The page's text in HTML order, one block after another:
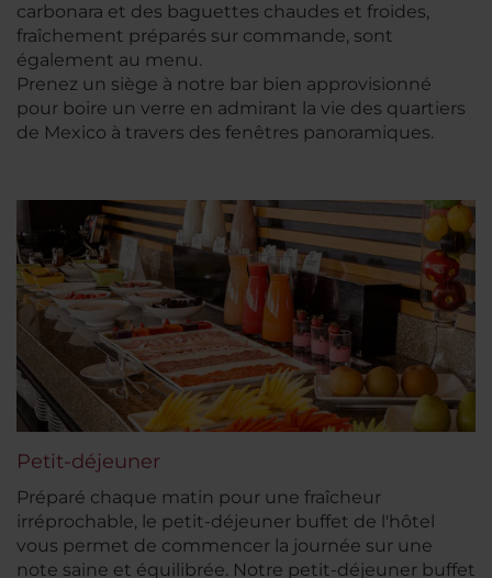
carbonara et des baguettes chaudes et froides,
fraîchement préparés sur commande, sont
également au menu.
Prenez un siège à notre bar bien approvisionné
pour boire un verre en admirant la vie des quartiers
de Mexico à travers des fenêtres panoramiques.
Petit-déjeuner
Préparé chaque matin pour une fraîcheur
irréprochable, le petit-déjeuner buffet de l'hôtel
vous permet de commencer la journée sur une
note saine et équilibrée. Notre petit-déjeuner buffet